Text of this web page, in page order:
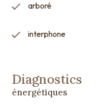
arboré
interphone
Diagnostics
énergétiques